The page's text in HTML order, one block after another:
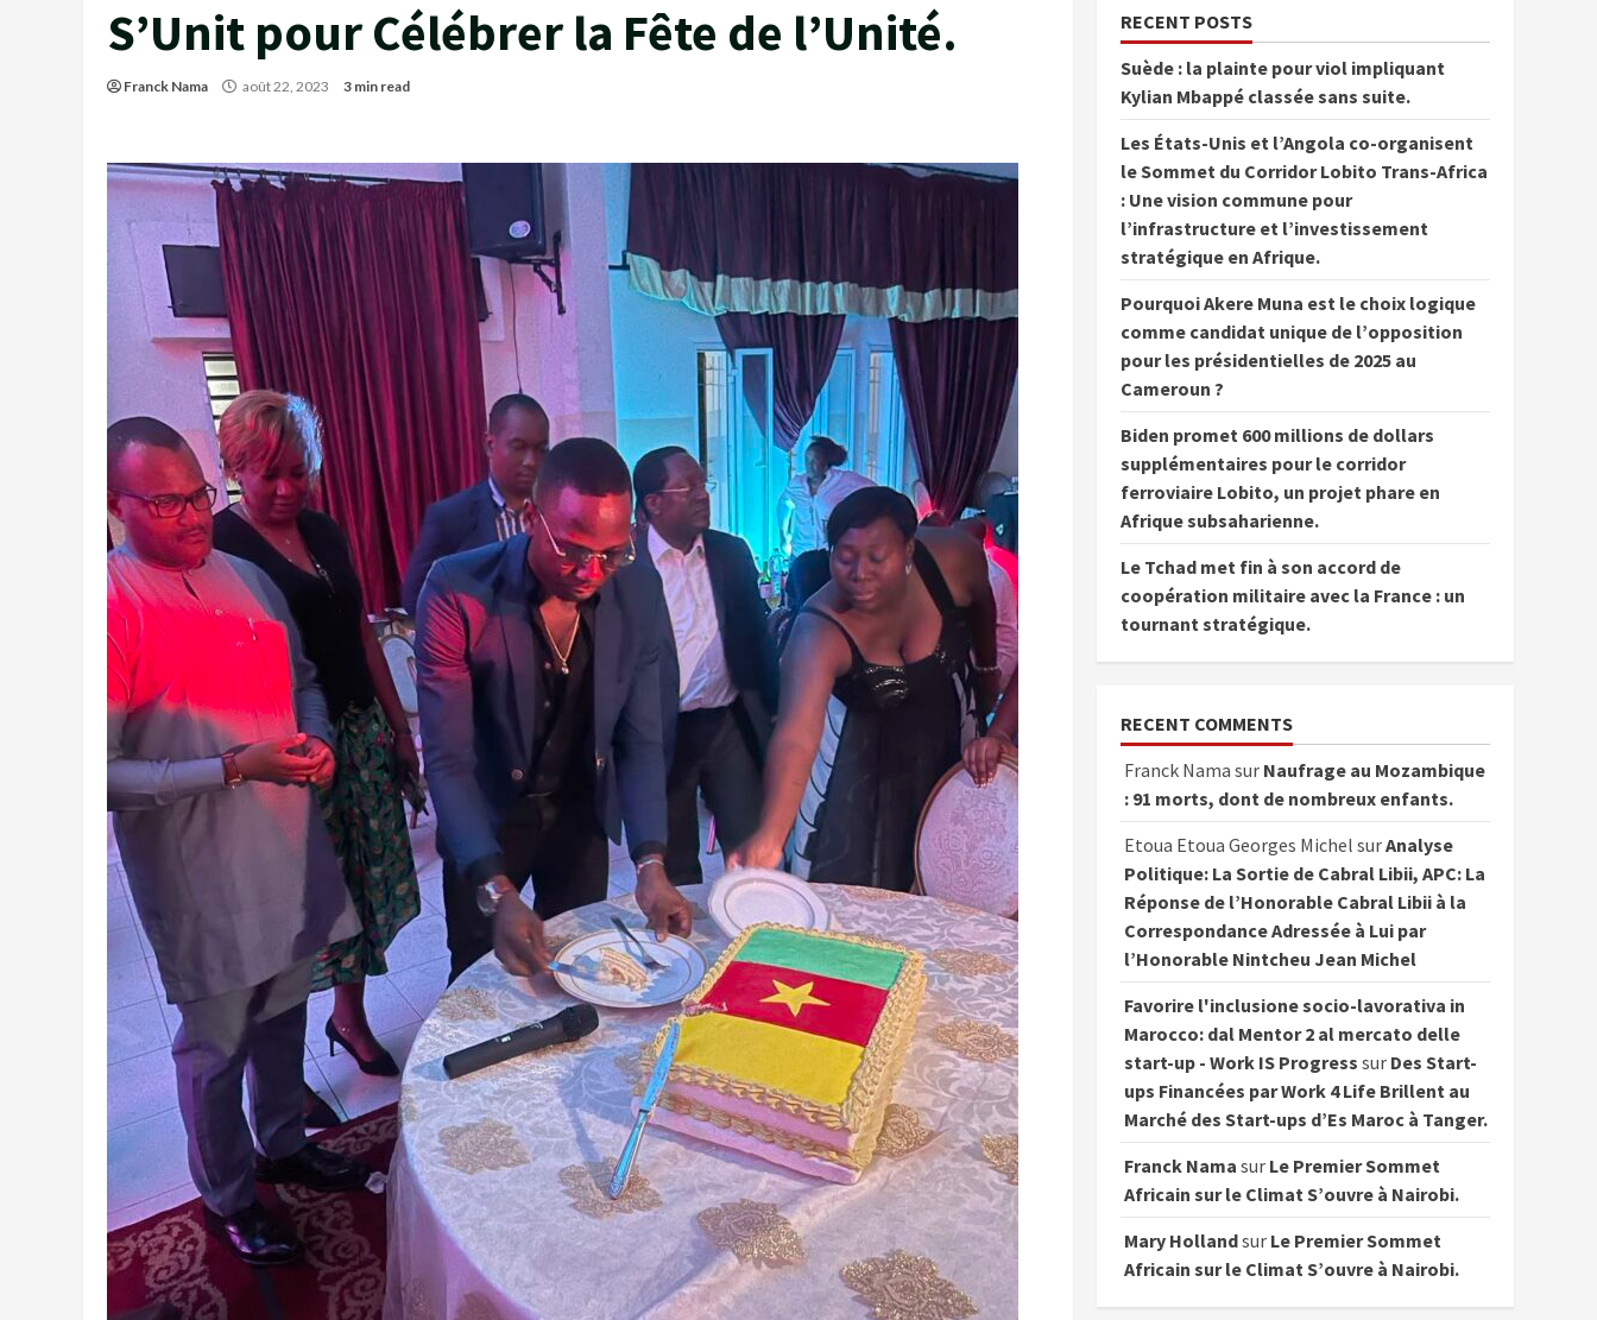
S’Unit pour Célébrer la Fête de l’Unité.
Franck Nama août 22, 2023 3 min read
RECENT POSTS
Suède : la plainte pour viol impliquant
Kylian Mbappé classée sans suite.
Les États-Unis et l’Angola co-organisent
le Sommet du Corridor Lobito Trans-Africa
: Une vision commune pour
l’infrastructure et l’investissement
stratégique en Afrique.
Pourquoi Akere Muna est le choix logique
comme candidat unique de l’opposition
pour les présidentielles de 2025 au
Cameroun ?
Biden promet 600 millions de dollars
supplémentaires pour le corridor
ferroviaire Lobito, un projet phare en
Afrique subsaharienne.
Le Tchad met fin à son accord de
coopération militaire avec la France : un
tournant stratégique.
RECENT COMMENTS
Franck Nama sur Naufrage au Mozambique
: 91 morts, dont de nombreux enfants.
Etoua Etoua Georges Michel surAnalyse
Politique: La Sortie de Cabral Libii, APC: La
Réponse de l’Honorable Cabral Libii à la
Correspondance Adressée à Lui par
l’Honorable Nintcheu Jean Michel
Favorire l'inclusione socio-lavorativa in
Marocco: dal Mentor 2 al mercato delle
start-up - Work IS Progress sur Des Start-
ups Financées par Work 4 Life Brillent au
Marché des Start-ups d’Es Maroc à Tanger.
Franck Nama sur Le Premier Sommet
Africain sur le Climat S’ouvre à Nairobi.
Mary Hollandsur Le Premier Sommet
Africain sur le Climat S’ouvre à Nairobi.